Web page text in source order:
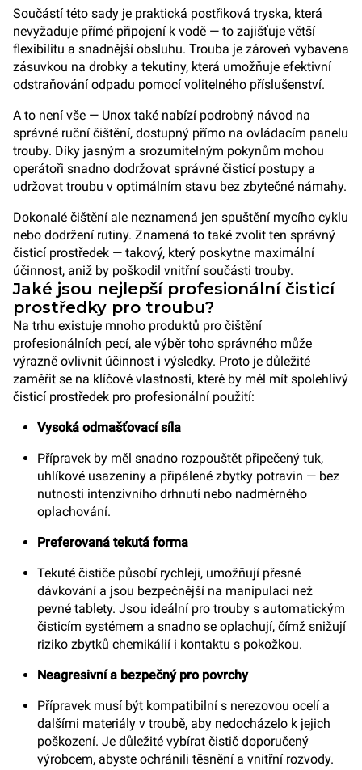
Součástí této sady je praktická postřiková tryska, která
nevyžaduje přímé připojení k vodě — to zajišťuje větší
flexibilitu a snadnější obsluhu. Trouba je zároveň vybavena
zásuvkou na drobky a tekutiny, která umožňuje efektivní
odstraňování odpadu pomocí volitelného příslušenství.
A to není vše — Unox také nabízí podrobný návod na
správné ruční čištění, dostupný přímo na ovládacím panelu
trouby. Díky jasným a srozumitelným pokynům mohou
operátoři snadno dodržovat správné čisticí postupy a
udržovat troubu v optimálním stavu bez zbytečné námahy.
Dokonalé čištění ale neznamená jen spuštění mycího cyklu
nebo dodržení rutiny. Znamená to také zvolit ten správný
čisticí prostředek — takový, který poskytne maximální
účinnost, aniž by poškodil vnitřní součásti trouby.
Jaké jsou nejlepší profesionální čisticí
prostředky pro troubu?
Na trhu existuje mnoho produktů pro čištění
profesionálních pecí, ale výběr toho správného může
výrazně ovlivnit účinnost i výsledky. Proto je důležité
zaměřit se na klíčové vlastnosti, které by měl mít spolehlivý
čisticí prostředek pro profesionální použití:
Vysoká odmašťovací síla
Přípravek by měl snadno rozpouštět připečený tuk,
uhlíkové usazeniny a připálené zbytky potravin — bez
nutnosti intenzivního drhnutí nebo nadměrného
oplachování.
Preferovaná tekutá forma
Tekuté čističe působí rychleji, umožňují přesné
dávkování a jsou bezpečnější na manipulaci než
pevné tablety. Jsou ideální pro trouby s automatickým
čisticím systémem a snadno se oplachují, čímž snižují
riziko zbytků chemikálií i kontaktu s pokožkou.
Neagresivní a bezpečný pro povrchy
Přípravek musí být kompatibilní s nerezovou ocelí a
dalšími materiály v troubě, aby nedocházelo k jejich
poškození. Je důležité vybírat čistič doporučený
výrobcem, abyste ochránili těsnění a vnitřní rozvody.